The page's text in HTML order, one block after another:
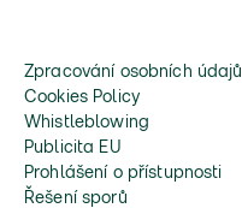
Zpracování osobních údajů
Cookies Policy
Whistleblowing
Publicita EU
Prohlášení o přístupnosti
Řešení sporů